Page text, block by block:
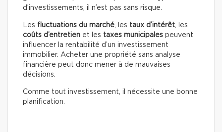
d’investissements, il n’est pas sans risque.
Les fluctuations du marché , les taux d’intérêt , les
coûts d’entretien et les taxes municipales peuvent
influencer la rentabilité d’un investissement
immobilier. Acheter une propriété sans analyse
financière peut donc mener à de mauvaises
décisions.
Comme tout investissement, il nécessite une bonne
planification.